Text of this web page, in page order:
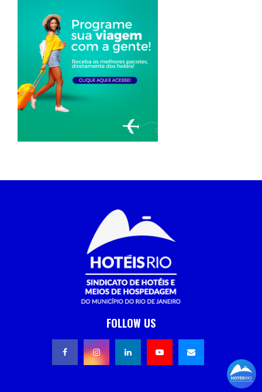
FOLLOW US